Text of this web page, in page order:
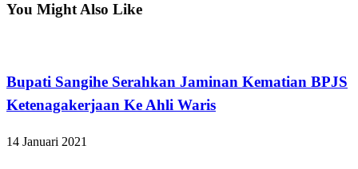
You Might Also Like
Bupati Sangihe Serahkan Jaminan Kematian BPJS
Ketenagakerjaan Ke Ahli Waris
14 Januari 2021